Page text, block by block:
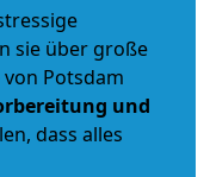
sie über große
Potsdam
und
dass alles